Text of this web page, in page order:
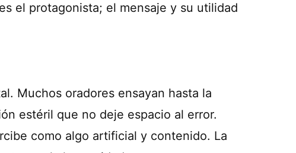
el protagonista; el mensaje y su utilidad
Muchos oradores ensayan hasta la
estéril que no deje espacio al error.
como algo artificial y contenido. La